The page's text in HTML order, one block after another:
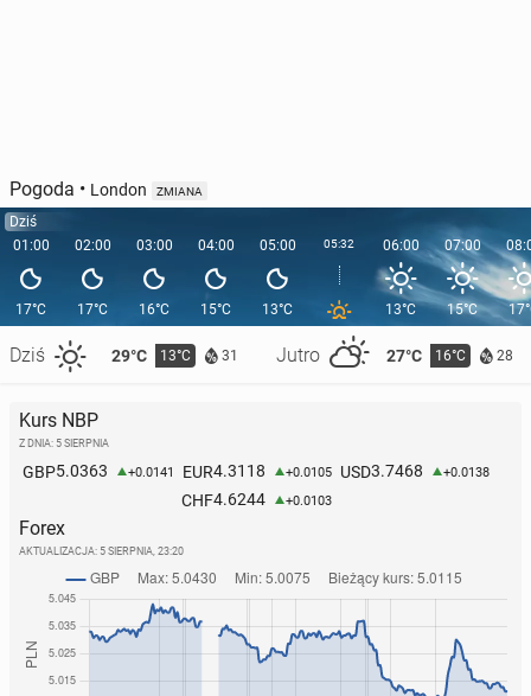
Pogoda • London ZMIANA
Dziś
01:00
17°C
Dziś 29°C 13°C 31 Jutro 27°C 16°C 28
02:00
17°C
03:00
16°C
04:00
15°C
05:00
13°C
05:32 06:00
13°C
07:00
15°C
Kurs NBP
Z DNIA: 5 SIERPNIA
GBP5.0363 +0.0141 EUR4.3118 +0.0105 USD3.7468 +0.0138
CHF4.6244 +0.0103
Forex
AKTUALIZACJA: 5 SIERPNIA, 23:20